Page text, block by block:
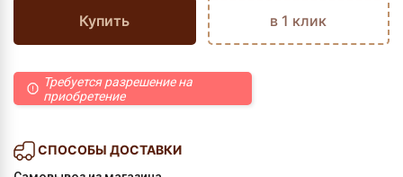
Купить в 1 клик
Требуется разрешение на
приобретение
СПОСОБЫ ДОСТАВКИ